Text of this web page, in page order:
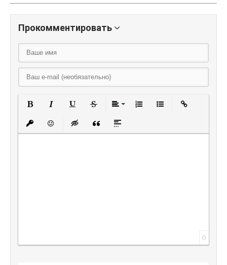
Прокомментировать
Вставить защищенную ссылку
Вставить смайлик
Вставка скрытого текста
Вставка цитаты
Вставка спойлера
0